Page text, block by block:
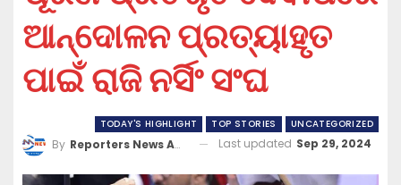
ଆନ୍ଦୋଳନ ପ୍ରତ୍ୟାହୃତ
ପାଇଁ ରାଜି ନର୍ସିଂ ସଂଘ
TODAY'S HIGHLIGHT TOP STORIES UNCATEGORIZED
By Reporters News Agency Last updated Sep 29, 2024